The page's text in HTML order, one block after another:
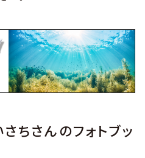
ちさんのフォトブッ